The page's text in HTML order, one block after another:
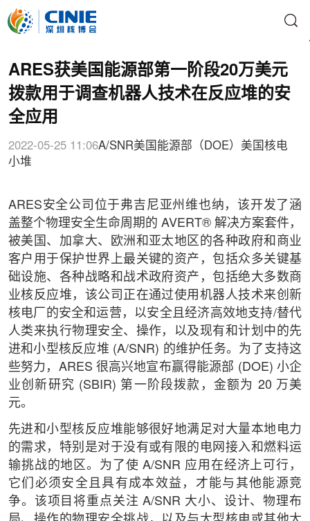
ARES获美国能源部第一阶段20万美元
拨款用于调查机器人技术在反应堆的安
全应用
2022-05-25 11:06A/SNR美国能源部（DOE） 美国核电
小堆
ARES安全公司位于弗吉尼亚州维也纳，该开发了涵
盖整个物理安全生命周期的 AVERT® 解决方案套件，
被美国、加拿大、欧洲和亚太地区的各种政府和商业
客户用于保护世界上最关键的资产，包括众多关键基
础设施、各种战略和战术政府资产，包括绝大多数商
业核反应堆，该公司正在通过使用机器人技术来创新
核电厂的安全和运营，以安全且经济高效地支持/替代
人类来执行物理安全、操作，以及现有和计划中的先
进和小型核反应堆 (A/SNR) 的维护任务。为了支持这
些努力，ARES 很高兴地宣布赢得能源部 (DOE) 小企
业创新研究 (SBIR) 第一阶段拨款，金额为 20 万美
元。
先进和小型核反应堆能够很好地满足对大量本地电力
的需求，特别是对于没有或有限的电网接入和燃料运
输挑战的地区。为了使 A/SNR 应用在经济上可行，
它们必须安全且具有成本效益，才能与其他能源竞
争。该项目将重点关注 A/SNR 大小、设计、物理布